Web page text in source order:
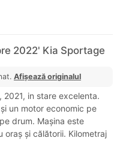
2022' Kia Sportage
Afișează originalul
2021, in stare excelenta.
un motor economic pe
drum. Mașina este
și călătorii. Kilometraj